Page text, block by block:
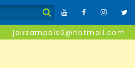
jairsampaio2@hotmail.com